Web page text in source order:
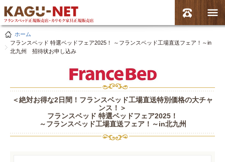
ホーム
フランスベッド 特選ベッドフェア2025！ ～フランスベッド工場直送フェア！～in
北九州 招待状お申し込み
＜絶対お得な2日間！フランスベッド工場直送特別価格の大チャ
ンス！＞
フランスベッド 特選ベッドフェア2025！
～フランスベッド工場直送フェア！～in北九州